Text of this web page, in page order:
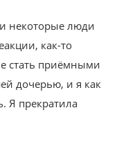
некоторые люди
как-то
стать приёмными
дочерью, и я как
Я прекратила